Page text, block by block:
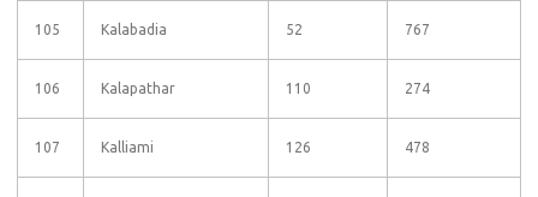
105 Kalabadia 52 767
106 Kalapathar 110 274
107 Kalliami 126 478